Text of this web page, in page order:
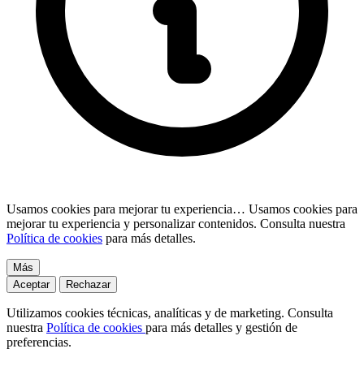
Usamos cookies para mejorar tu experiencia… Usamos cookies para
mejorar tu experiencia y personalizar contenidos. Consulta nuestra
Política de cookies para más detalles.
Más
Aceptar
Rechazar
Utilizamos cookies técnicas, analíticas y de marketing. Consulta
nuestra Política de cookies para más detalles y gestión de
preferencias.